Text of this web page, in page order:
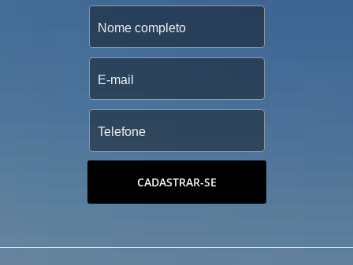
CADASTRAR-SE